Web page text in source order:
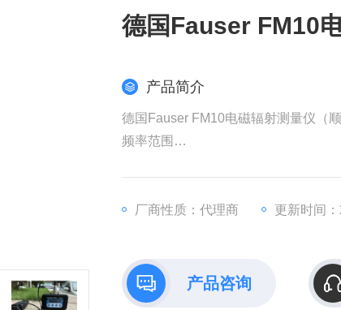
德国Fauser FM10
产品简介
德国Fauser FM10电磁辐射测量仪（
频率范围
量程范围
厂商性质：代理商 更新时间
产品咨询